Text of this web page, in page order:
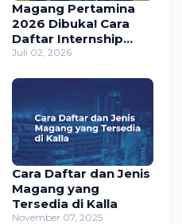
Magang Pertamina
2026 Dibuka! Cara
Daftar Internship
Pertamina Group,
Juli 02, 2026
Cara Daftar dan Jenis
Magang yang
Tersedia di Kalla
November 07, 2025